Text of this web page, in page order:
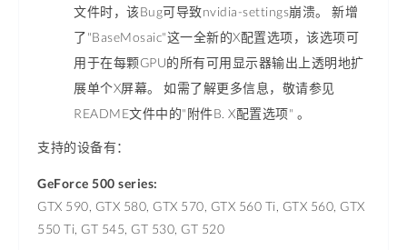
文件时，该Bug可导致nvidia-settings崩溃。 新增
了"BaseMosaic"这一全新的X配置选项，该选项可
用于在每颗GPU的所有可用显示器输出上透明地扩
展单个X屏幕。 如需了解更多信息，敬请参见
README文件中的"附件B. X配置选项" 。
支持的设备有：
GeForce 500 series:
GTX 590, GTX 580, GTX 570, GTX 560 Ti, GTX 560, GTX
550 Ti, GT 545, GT 530, GT 520